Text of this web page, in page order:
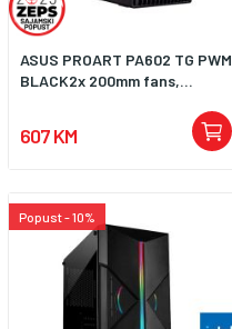
ASUS PROART PA602 TG PWM
BLACK2x 200mm fans,...
607 KM
Popust - 10%